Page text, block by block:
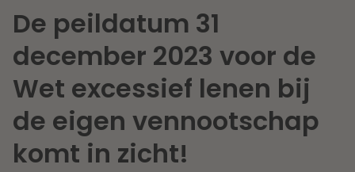
Fiscaal
Arbeid & Pensioen
IT & Privacy
Lees meer
Artikelen
Klantcases
Events
Specialisten
Over ons
De peildatum 31
december 2023 voor de
Wet excessief lenen bij
de eigen vennootschap
komt in zicht!